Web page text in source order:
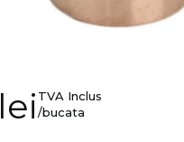
leiTVA Inclus
/bucata